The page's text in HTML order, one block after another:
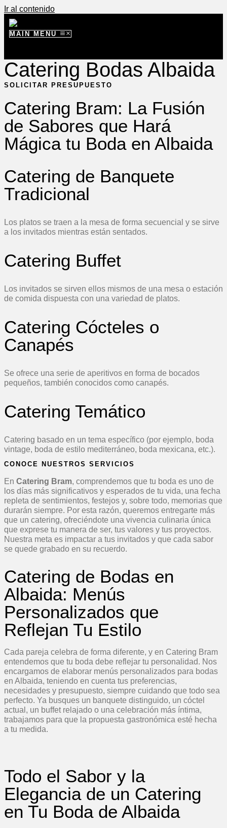
Ir al contenido
MAIN MENU
Catering Bodas Albaida
SOLICITAR PRESUPUESTO
Catering Bram: La Fusión
de Sabores que Hará
Mágica tu Boda en Albaida
Catering de Banquete
Tradicional
Los platos se traen a la mesa de forma secuencial y se sirve
a los invitados mientras están sentados.
Catering Buffet
Los invitados se sirven ellos mismos de una mesa o estación
de comida dispuesta con una variedad de platos.
Catering Cócteles o
Canapés
Se ofrece una serie de aperitivos en forma de bocados
pequeños, también conocidos como canapés.
Catering Temático
Catering basado en un tema específico (por ejemplo, boda
vintage, boda de estilo mediterráneo, boda mexicana, etc.).
CONOCE NUESTROS SERVICIOS
En Catering Bram, comprendemos que tu boda es uno de
los días más significativos y esperados de tu vida, una fecha
repleta de sentimientos, festejos y, sobre todo, memorias que
durarán siempre. Por esta razón, queremos entregarte más
que un catering, ofreciéndote una vivencia culinaria única
que exprese tu manera de ser, tus valores y tus proyectos.
Nuestra meta es impactar a tus invitados y que cada sabor
se quede grabado en su recuerdo.
Catering de Bodas en
Albaida: Menús
Personalizados que
Reflejan Tu Estilo
Cada pareja celebra de forma diferente, y en Catering Bram
entendemos que tu boda debe reflejar tu personalidad. Nos
encargamos de elaborar menús personalizados para bodas
en Albaida, teniendo en cuenta tus preferencias,
necesidades y presupuesto, siempre cuidando que todo sea
perfecto. Ya busques un banquete distinguido, un cóctel
actual, un buffet relajado o una celebración más íntima,
trabajamos para que la propuesta gastronómica esté hecha
a tu medida.
Todo el Sabor y la
Elegancia de un Catering
en Tu Boda de Albaida